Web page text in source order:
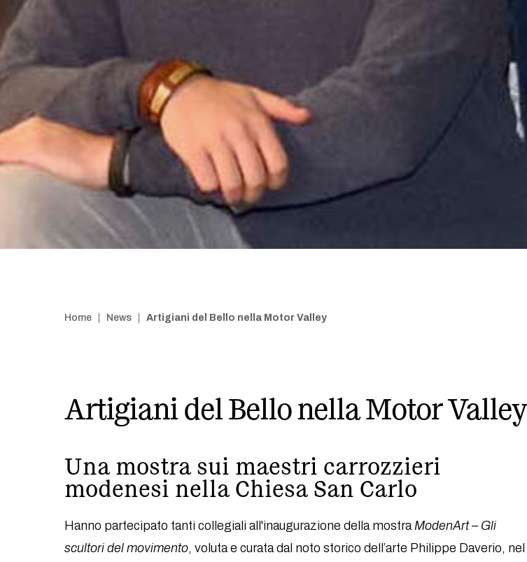
Home News Artigiani del Bello nella Motor Valley
Artigiani del Bello nella Motor Valley
Una mostra sui maestri carrozzieri
modenesi nella Chiesa San Carlo
Hanno partecipato tanti collegiali all'inaugurazione della mostra ModenArt – Gli
scultori del movimento, voluta e curata dal noto storico dell’arte Philippe Daverio, nel